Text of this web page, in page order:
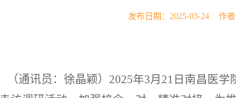
发布日期：2025-03-24
（通讯员：徐晶颖） 2025年3月21日南昌医